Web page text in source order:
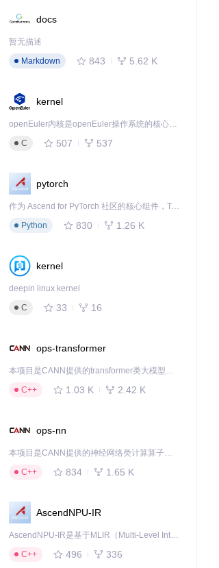
docs
暂无描述
Markdown
843 5.62 K
kernel
openEuler内核是openEuler操作系统的核心，既是系统性能与稳定性的基石，也是连接处理器、设备与服务的桥梁。
C
507 537
pytorch
作为 Ascend for PyTorch 社区的核心组件，TorchNPU 是昇腾专为 PyTorch 打造的深度学习适配插件，使 PyTorch 框架能够直接调用昇腾 NPU，为开发者提供昇腾 AI 处理器的超强算力。
Python
830 1.26 K
kernel
deepin linux kernel
C
33 16
ops-transformer
本项目是CANN提供的transformer类大模型算子库，实现网络在NPU上加速计算。
C++
1.03 K 2.42 K
ops-nn
本项目是CANN提供的神经网络类计算算子库，实现网络在NPU上加速计算。
C++
834 1.65 K
AscendNPU-IR
AscendNPU-IR是基于MLIR（Multi-Level Intermediate Representation）构建的，面向昇腾亲和算子编译时使用的中间表示，提供昇腾完备表达能力，通过编译优化提升昇腾AI处理器计算效率，支持通过生态框架使能昇腾AI处理器与深度调优
C++
496 336